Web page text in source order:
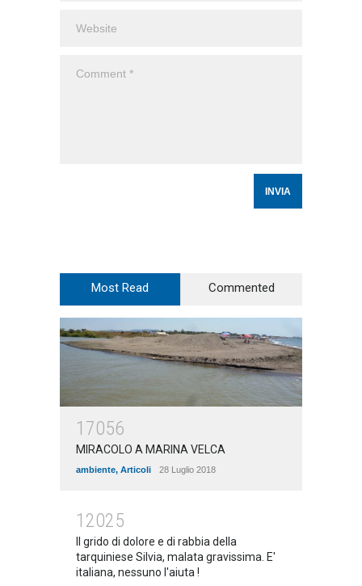
Most Read Commented
17056
MIRACOLO A MARINA VELCA
ambiente, Articoli 28 Luglio 2018
12025
Il grido di dolore e di rabbia della
tarquiniese Silvia, malata gravissima. E'
italiana, nessuno l'aiuta !